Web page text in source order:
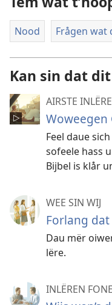
Nood Frågen wat
Kan sin dat
AIRSTE
Woweegen
Feel daue
sofeele hass
Bijbel is klår
WEE SIN WIJ
Forlang
Dau mër
lëre.
INLËREN